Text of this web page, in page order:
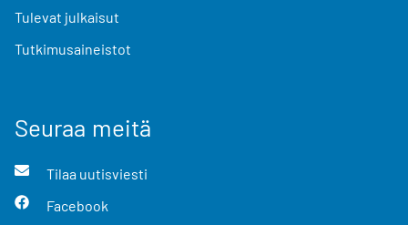
Tulevat julkaisut
Tutkimusaineistot
Seuraa meitä
Tilaa uutisviesti
Facebook